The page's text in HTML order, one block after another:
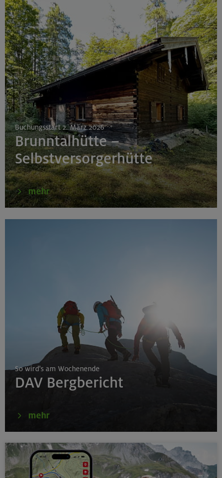
Buchungsstart 2. März 2026
Brunntalhütte –
Selbstversorgerhütte
mehr
So wird's am Wochenende
DAV Bergbericht
mehr